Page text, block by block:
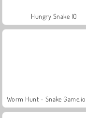
Hungry Snake IO
Worm Hunt - Snake